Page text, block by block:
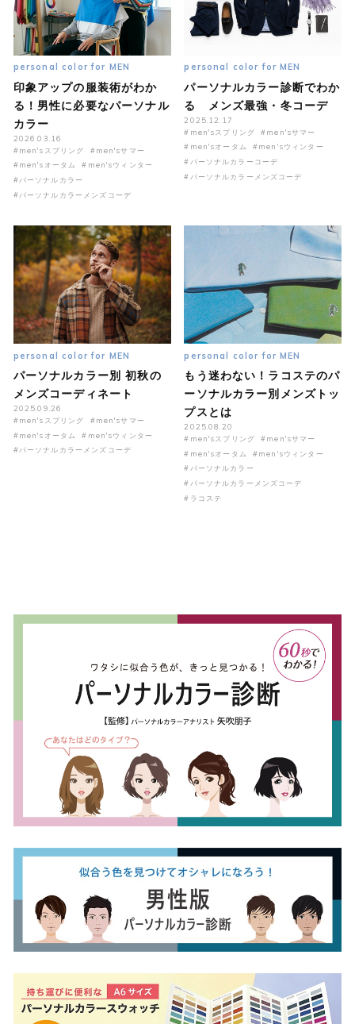
personal color for MEN
印象アップの服装術がわか
る！男性に必要なパーソナル
カラー
2026.03.16
#men'sスプリング
#men'sサマー
#men'sオータム
#men'sウィンター
#パーソナルカラー
#パーソナルカラーメンズコーデ
personal color for MEN
パーソナルカラー診断でわか
る メンズ最強・冬コーデ
2025.12.17
#men'sスプリング
#men'sサマー
#men'sオータム
#men'sウィンター
#パーソナルカラーコーデ
#パーソナルカラーメンズコーデ
personal color for MEN
パーソナルカラー別 初秋の
メンズコーディネート
2025.09.26
#men'sスプリング
#men'sサマー
#men'sオータム
#men'sウィンター
#パーソナルカラーメンズコーデ
personal color for MEN
もう迷わない！ラコステのパ
ーソナルカラー別メンズトッ
プスとは
2025.08.20
#men'sスプリング
#men'sサマー
#men'sオータム
#men'sウィンター
#パーソナルカラー
#パーソナルカラーメンズコーデ
#ラコステ